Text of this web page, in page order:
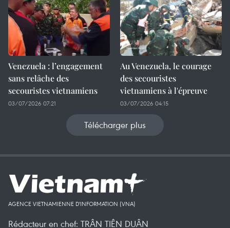
Venezuela : l’engagement
sans relâche des
secouristes vietnamiens
03/07/2026 07:21
Au Venezuela, le courage
des secouristes
vietnamiens à l'épreuve
03/07/2026 04:15
Télécharger plus
AGENCE VIETNAMIENNE D'INFORMATION (VNA)
Rédacteur en chef: TRÂN TIÊN DUÂN